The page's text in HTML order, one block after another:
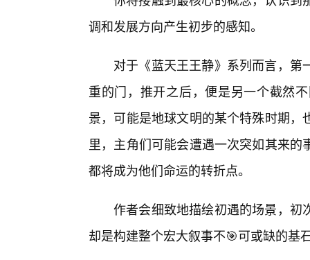
调和发展方向产生初步的感知。
对于《蓝天王王静》系列而言，
重的门，推开之后，便是另一个截然
景，可能是地球文明的某个特殊时期
里，主角们可能会遭遇一次突如其来
都将成为他们命运的转折点。
作者会细致地描绘初遇的场景，初
却是构建整个宏大叙事不🎯可或缺的基